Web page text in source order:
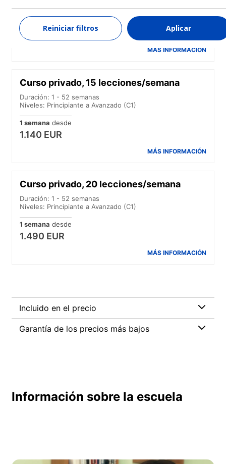
Reiniciar filtros Aplicar
1 semana
790 EUR
MÁS INFORMACIÓN
Curso privado, 15 lecciones/semana
Duración: 1 - 52 semanas
Niveles: Principiante a Avanzado (C1)
1 semana desde
1.140 EUR
MÁS INFORMACIÓN
Curso privado, 20 lecciones/semana
Duración: 1 - 52 semanas
Niveles: Principiante a Avanzado (C1)
1 semana desde
1.490 EUR
MÁS INFORMACIÓN
Incluido en el precio
Garantía de los precios más bajos
Información sobre la escuela